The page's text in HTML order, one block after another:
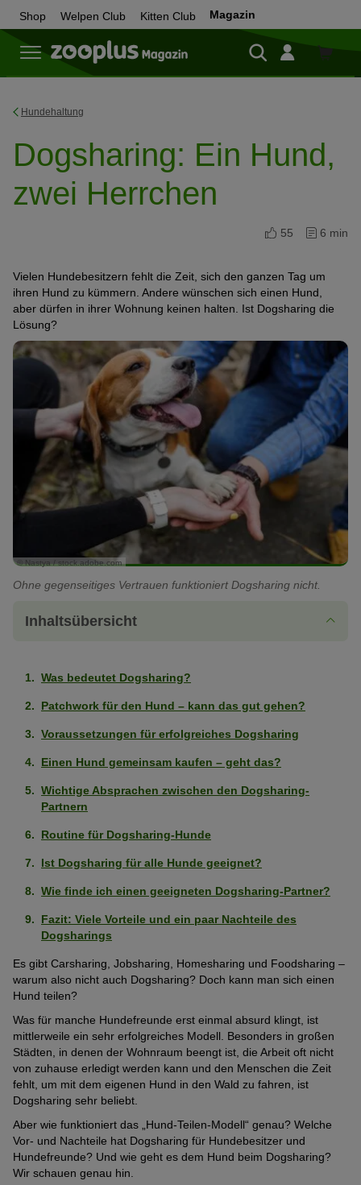
Shop Welpen Club Kitten Club Magazin
Zum
Hundehaltung
Dogsharing: Ein Hund,
zwei Herrchen
55 6 min
Vielen Hundebesitzern fehlt die Zeit, sich den ganzen Tag um
ihren Hund zu kümmern. Andere wünschen sich einen Hund,
aber dürfen in ihrer Wohnung keinen halten. Ist Dogsharing die
Lösung?
© Nastya / stock.adobe.com
Ohne gegenseitiges Vertrauen funktioniert Dogsharing nicht.
Inhaltsübersicht
Was bedeutet Dogsharing?
Patchwork für den Hund – kann das gut gehen?
Voraussetzungen für erfolgreiches Dogsharing
Einen Hund gemeinsam kaufen – geht das?
Wichtige Absprachen zwischen den Dogsharing-
Partnern
Routine für Dogsharing-Hunde
Ist Dogsharing für alle Hunde geeignet?
Wie finde ich einen geeigneten Dogsharing-Partner?
Fazit: Viele Vorteile und ein paar Nachteile des
Dogsharings
Es gibt Carsharing, Jobsharing, Homesharing und Foodsharing –
warum also nicht auch Dogsharing? Doch kann man sich einen
Hund teilen?
Was für manche Hundefreunde erst einmal absurd klingt, ist
mittlerweile ein sehr erfolgreiches Modell. Besonders in großen
Städten, in denen der Wohnraum beengt ist, die Arbeit oft nicht
von zuhause erledigt werden kann und den Menschen die Zeit
fehlt, um mit dem eigenen Hund in den Wald zu fahren, ist
Dogsharing sehr beliebt.
Aber wie funktioniert das „Hund-Teilen-Modell“ genau? Welche
Vor- und Nachteile hat Dogsharing für Hundebesitzer und
Hundefreunde? Und wie geht es dem Hund beim Dogsharing?
Wir schauen genau hin.